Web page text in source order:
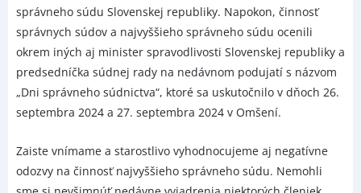
správneho súdu Slovenskej republiky. Napokon, činnosť
správnych súdov a najvyššieho správneho súdu ocenili
okrem iných aj minister spravodlivosti Slovenskej republiky a
predsedníčka súdnej rady na nedávnom podujatí s názvom
„Dni správneho súdnictva“, ktoré sa uskutočnilo v dňoch 26.
septembra 2024 a 27. septembra 2024 v Omšení.
Zaiste vnímame a starostlivo vyhodnocujeme aj negatívne
odozvy na činnosť najvyššieho správneho súdu. Nemohli